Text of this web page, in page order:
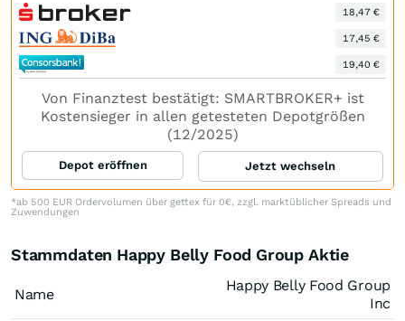
18,47 €
17,45 €
19,40 €
Von Finanztest bestätigt: SMARTBROKER+ ist
Kostensieger in allen getesteten Depotgrößen
(12/2025)
Depot eröffnen Jetzt wechseln
*ab 500 EUR Ordervolumen über gettex für 0€, zzgl. marktüblicher Spreads und
Zuwendungen
Stammdaten Happy Belly Food Group Aktie
Name
Happy Belly Food Group
Inc